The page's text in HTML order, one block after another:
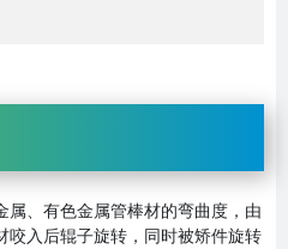
、有色金属管棒材的弯曲度，由
咬入后辊子旋转，同时被矫件旋转